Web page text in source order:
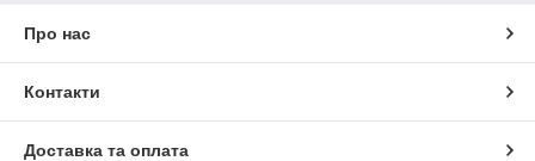
Про нас
Контакти
Доставка та оплата